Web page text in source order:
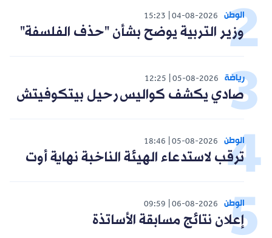
الوطن 04-08-2026
15:23
وزير التربية يوضح بشأن "حذف الفلسفة"
رياضة 05-08-2026
12:25
صادي يكشف كواليس رحيل بيتكوفيتش
الوطن 05-08-2026
18:46
ترقب لاستدعاء الهيئة الناخبة نهاية أوت
الوطن 06-08-2026
09:59
إعلان نتائج مسابقة الأساتذة